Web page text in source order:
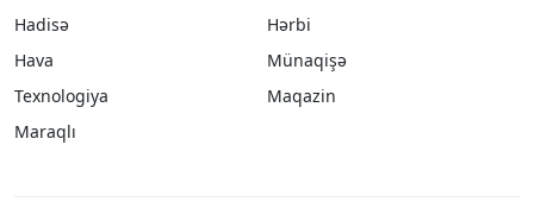
Hadisə
Hərbi
Hava
Münaqişə
Texnologiya
Maqazin
Maraqlı